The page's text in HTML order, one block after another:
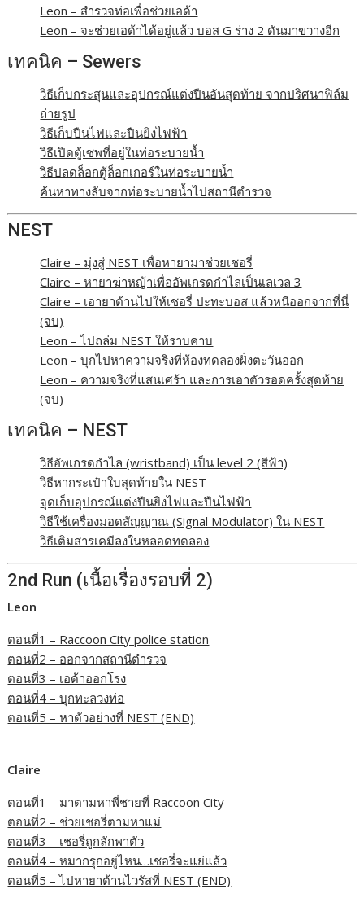
Leon – สำรวจท่อเพื่อช่วยเอด้า
Leon – จะช่วยเอด้าได้อยู่แล้ว บอส G ร่าง 2 ดันมาขวางอีก
เทคนิค – Sewers
วิธีเก็บกระสุนและอุปกรณ์แต่งปืนอันสุดท้าย จากปริศนาฟิล์ม
ถ่ายรูป
วิธีเก็บปืนไฟและปืนยิงไฟฟ้า
วิธีเปิดตู้เซพที่อยู่ในท่อระบายน้ำ
วิธีปลดล็อกตู้ล็อกเกอร์ในท่อระบายน้ำ
ค้นหาทางลับจากท่อระบายน้ำไปสถานีตำรวจ
NEST
Claire – มุ่งสู่ NEST เพื่อหายามาช่วยเชอรี่
Claire – หายาฆ่าหญ้าเพื่ออัพเกรดกำไลเป็นเลเวล 3
Claire – เอายาต้านไปให้เชอรี่ ปะทะบอส แล้วหนีออกจากที่นี่
(จบ)
Leon – ไปถล่ม NEST ให้ราบคาบ
Leon – บุกไปหาความจริงที่ห้องทดลองฝั่งตะวันออก
Leon – ความจริงที่แสนเศร้า และการเอาตัวรอดครั้งสุดท้าย
(จบ)
เทคนิค – NEST
วิธีอัพเกรดกำไล (wristband) เป็น level 2 (สีฟ้า)
วิธีหากระเป๋าใบสุดท้ายใน NEST
จุดเก็บอุปกรณ์แต่งปืนยิงไฟและปืนไฟฟ้า
วิธีใช้เครื่องมอดสัญญาณ (Signal Modulator) ใน NEST
วิธีเติมสารเคมีลงในหลอดทดลอง
2nd Run (เนื้อเรื่องรอบที่ 2)
Leon
ตอนที่1 – Raccoon City police station
ตอนที่2 – ออกจากสถานีตำรวจ
ตอนที่3 – เอด้าออกโรง
ตอนที่4 – บุกทะลวงท่อ
ตอนที่5 – หาตัวอย่างที่ NEST (END)
Claire
ตอนที่1 – มาตามหาพี่ชายที่ Raccoon City
ตอนที่2 – ช่วยเชอรี่ตามหาแม่
ตอนที่3 – เชอรี่ถูกลักพาตัว
ตอนที่4 – หมากรุกอยู่ไหน…เชอรี่จะแย่แล้ว
ตอนที่5 – ไปหายาต้านไวรัสที่ NEST (END)